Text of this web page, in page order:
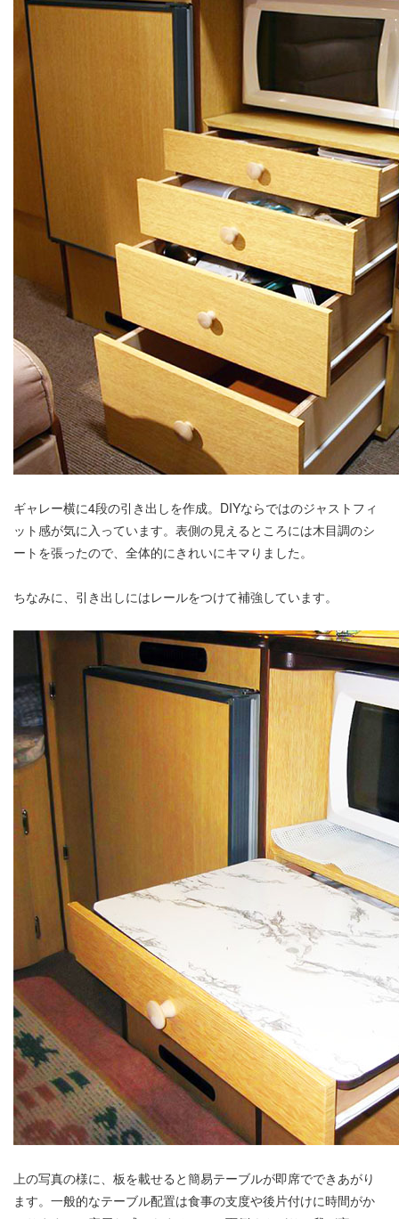
ギャレー横に4段の引き出しを作成。DIYならではのジャストフィ
ット感が気に入っています。表側の見えるところには木目調のシ
ートを張ったので、全体的にきれいにキマりました。
ちなみに、引き出しにはレールをつけて補強しています。
上の写真の様に、板を載せると簡易テーブルが即席でできあがり
ます。一般的なテーブル配置は食事の支度や後片付けに時間がか